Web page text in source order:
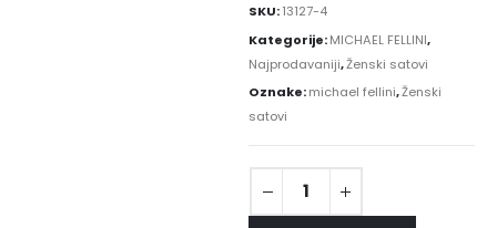
SKU:13127-4
Kategorije:MICHAEL FELLINI,
Najprodavaniji,Ženski satovi
Oznake:michael fellini,Ženski
satovi